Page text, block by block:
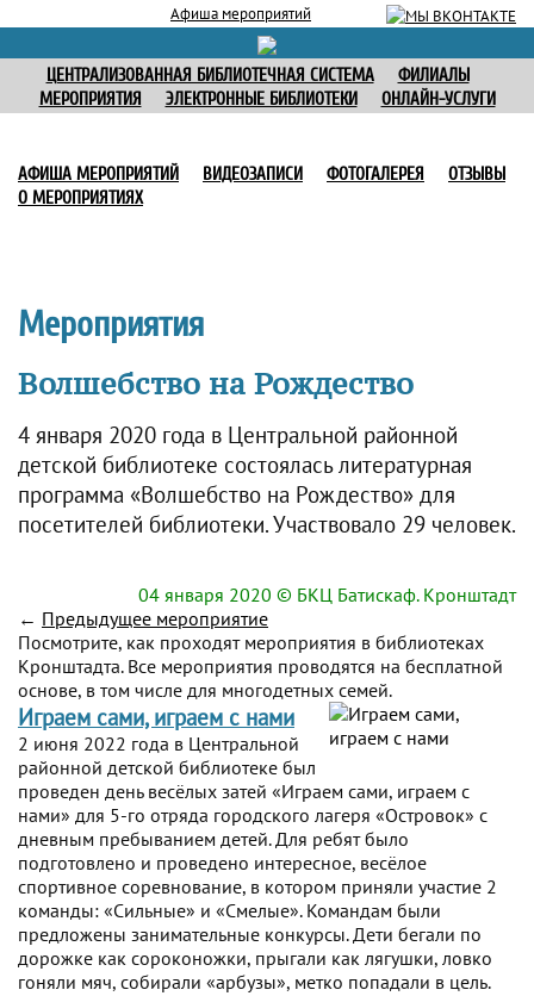
Афиша мероприятий
ЦЕНТРАЛИЗОВАННАЯ БИБЛИОТЕЧНАЯ СИСТЕМА
ФИЛИАЛЫ
МЕРОПРИЯТИЯ
ЭЛЕКТРОННЫЕ БИБЛИОТЕКИ ОНЛАЙН-УСЛУГИ
АФИША МЕРОПРИЯТИЙ ВИДЕОЗАПИСИ ФОТОГАЛЕРЕЯ
ОТЗЫВЫ
О МЕРОПРИЯТИЯХ
Мероприятия
Волшебство на Рождество
4 января 2020 года в Центральной районной
детской библиотеке состоялась литературная
программа «Волшебство на Рождество» для
посетителей библиотеки. Участвовало 29 человек.
04 января 2020 © БКЦ Батискаф. Кронштадт
← Предыдущее мероприятие
Посмотрите, как проходят мероприятия в библиотеках
Кронштадта. Все мероприятия проводятся на бесплатной
основе, в том числе для многодетных семей.
Играем сами, играем с нами
2 июня 2022 года в Центральной
районной детской библиотеке был
проведен день весёлых затей «Играем сами, играем с
нами» для 5-го отряда городского лагеря «Островок» с
дневным пребыванием детей. Для ребят было
подготовлено и проведено интересное, весёлое
спортивное соревнование, в котором приняли участие 2
команды: «Сильные» и «Смелые». Командам были
предложены занимательные конкурсы. Дети бегали по
дорожке как сороконожки, прыгали как лягушки, ловко
гоняли мяч, собирали «арбузы», метко попадали в цель.